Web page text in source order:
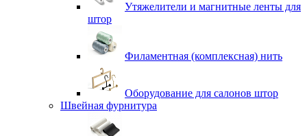
Утяжелители и магнитные ленты для
штор
Филаментная (комплексная) нить
Оборудование для салонов штор
Швейная фурнитура